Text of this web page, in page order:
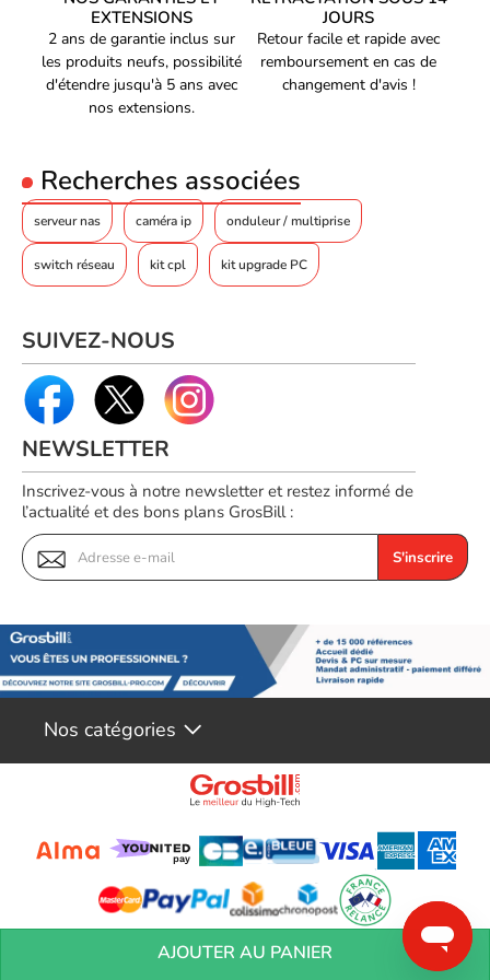
AJOUTER AU PANIER
EXTENSIONS
2 ans de garantie inclus sur
les produits neufs, possibilité
d'étendre jusqu'à 5 ans avec
nos extensions.
JOURS
Retour facile et rapide avec
remboursement en cas de
changement d'avis !
Recherches associées
serveur nas caméra ip onduleur / multiprise
switch réseau kit cpl kit upgrade PC
SUIVEZ-NOUS
NEWSLETTER
Inscrivez-vous à notre newsletter et restez informé de
l’actualité et des bons plans GrosBill :
S'inscrire
Nos catégories
Conditions générales de réservation Conditions générales de vente
Mentions
Vos informations personnelles Préférences Cookies
Aide &